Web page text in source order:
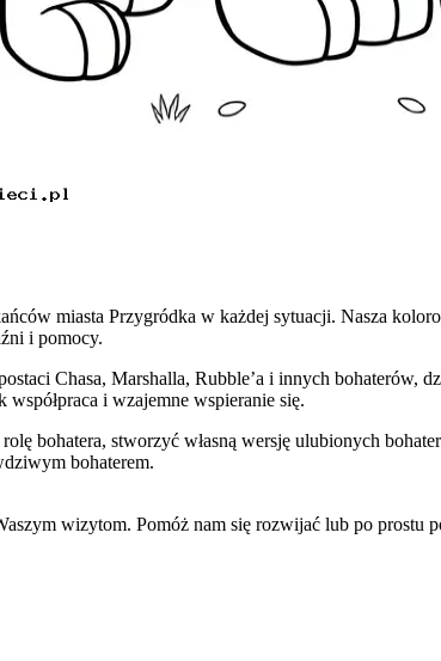
miasta Przygródka w każdej sytuacji. Nasza
i pomocy.
Chasa, Marshalla, Rubble’a i innych bohaterów,
i wzajemne wspieranie się.
bohatera, stworzyć własną wersję ulubionych
bohaterem.
wizytom. Pomóż nam się rozwijać lub po